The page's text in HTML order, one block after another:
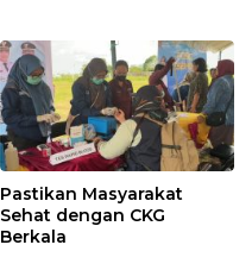
Pastikan Masyarakat
Sehat dengan CKG
Berkala